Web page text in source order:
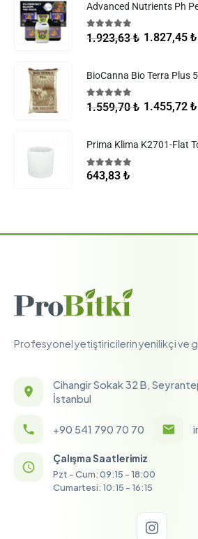
Advanced Nutrients Ph
5.005 üzerinden
1.923,63₺ 1.827,45 ₺
BioCanna Bio Terra Plus
5.005 üzerinden
1.559,70₺ 1.455,72 ₺
5.00 5 üzerinden
643,83 ₺
Profesyonel yetiştiricilerin yenilikçi ve
Cihangir Sokak 32 B,
İstanbul
+90 541 790 70 70
Çalışma Saatlerimiz
Pzt - Cum: 09:15 - 18:00
Cumartesi: 10:15 - 16:15